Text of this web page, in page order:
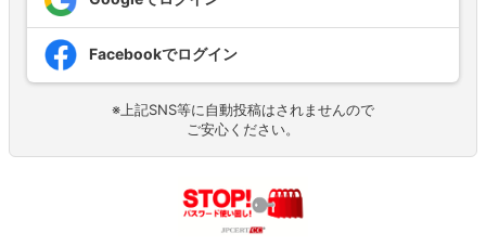
Facebookでログイン
※上記SNS等に自動投稿はされませんので
ご安心ください。